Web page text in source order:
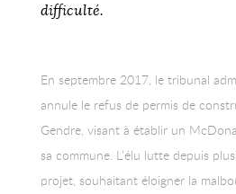
difficulté.
En septembre 2017, le tribunal
annule le refus de permis de
Gendre, visant à établir un
sa commune. L’élu lutte depuis
projet, souhaitant éloigner la